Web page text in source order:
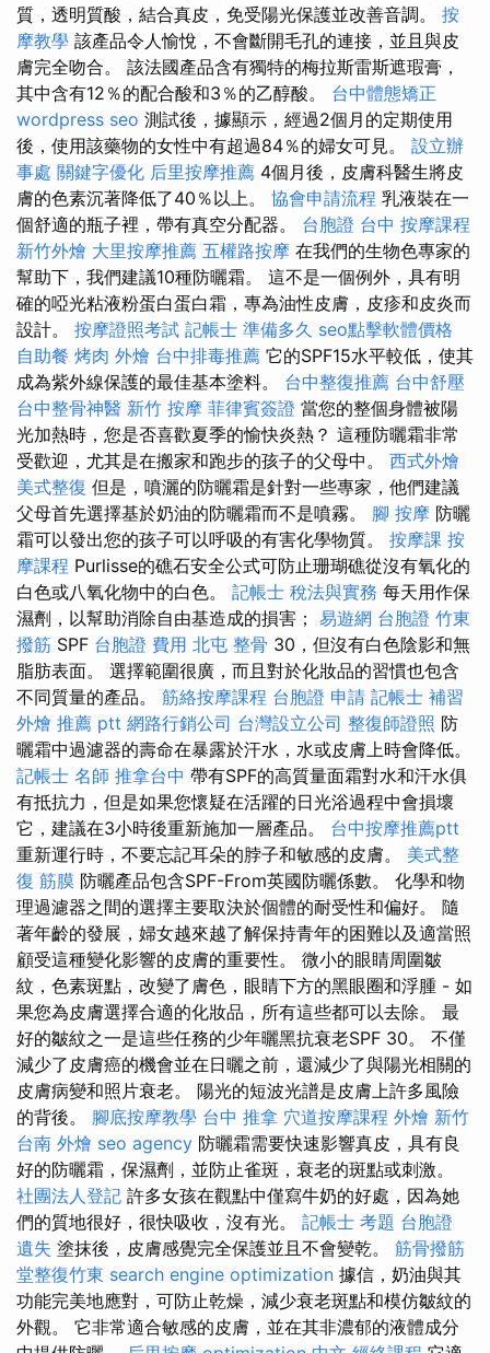
質，透明質酸，結合真皮，免受陽光保護並改善音調。 按
摩教學 該產品令人愉悅，不會斷開毛孔的連接，並且與皮
膚完全吻合。 該法國產品含有獨特的梅拉斯雷斯遮瑕膏，
其中含有12％的配合酸和3％的乙醇酸。 台中體態矯正
wordpress seo 測試後，據顯示，經過2個月的定期使用
後，使用該藥物的女性中有超過84％的婦女可見。 設立辦
事處 關鍵字優化 后里按摩推薦 4個月後，皮膚科醫生將皮
膚的色素沉著降低了40％以上。 協會申請流程 乳液裝在一
個舒適的瓶子裡，帶有真空分配器。 台胞證 台中 按摩課程
新竹外燴 大里按摩推薦 五權路按摩 在我們的生物色專家的
幫助下，我們建議10種防曬霜。 這不是一個例外，具有明
確的啞光粘液粉蛋白蛋白霜，專為油性皮膚，皮疹和皮炎而
設計。 按摩證照考試 記帳士 準備多久 seo點擊軟體價格
自助餐 烤肉 外燴 台中排毒推薦 它的SPF15水平較低，使其
成為紫外線保護的最佳基本塗料。 台中整復推薦 台中舒壓
台中整骨神醫 新竹 按摩 菲律賓簽證 當您的整個身體被陽
光加熱時，您是否喜歡夏季的愉快炎熱？ 這種防曬霜非常
受歡迎，尤其是在搬家和跑步的孩子的父母中。 西式外燴
美式整復 但是，噴灑的防曬霜是針對一些專家，他們建議
父母首先選擇基於奶油的防曬霜而不是噴霧。 腳 按摩 防曬
霜可以發出您的孩子可以呼吸的有害化學物質。 按摩課 按
摩課程 Purlisse的礁石安全公式可防止珊瑚礁從沒有氧化的
白色或八氧化物中的白色。 記帳士 稅法與實務 每天用作保
濕劑，以幫助消除自由基造成的損害； 易遊網 台胞證 竹東
撥筋 SPF 台胞證 費用 北屯 整骨 30，但沒有白色陰影和無
脂肪表面。 選擇範圍很廣，而且對於化妝品的習慣也包含
不同質量的產品。 筋絡按摩課程 台胞證 申請 記帳士 補習
外燴 推薦 ptt 網路行銷公司 台灣設立公司 整復師證照 防
曬霜中過濾器的壽命在暴露於汗水，水或皮膚上時會降低。
記帳士 名師 推拿台中 帶有SPF的高質量面霜對水和汗水俱
有抵抗力，但是如果您懷疑在活躍的日光浴過程中會損壞
它，建議在3小時後重新施加一層產品。 台中按摩推薦ptt
重新運行時，不要忘記耳朵的脖子和敏感的皮膚。 美式整
復 筋膜 防曬產品包含SPF-From英國防曬係數。 化學和物
理過濾器之間的選擇主要取決於個體的耐受性和偏好。 隨
著年齡的發展，婦女越來越了解保持青年的困難以及適當照
顧受這種變化影響的皮膚的重要性。 微小的眼睛周圍皺
紋，色素斑點，改變了膚色，眼睛下方的黑眼圈和浮腫 - 如
果您為皮膚選擇合適的化妝品，所有這些都可以去除。 最
好的皺紋之一是這些任務的少年曬黑抗衰老SPF 30。 不僅
減少了皮膚癌的機會並在日曬之前，還減少了與陽光相關的
皮膚病變和照片衰老。 陽光的短波光譜是皮膚上許多風險
的背後。 腳底按摩教學 台中 推拿 穴道按摩課程 外燴 新竹
台南 外燴 seo agency 防曬霜需要快速影響真皮，具有良
好的防曬霜，保濕劑，並防止雀斑，衰老的斑點或刺激。
社團法人登記 許多女孩在觀點中僅寫牛奶的好處，因為她
們的質地很好，很快吸收，沒有光。 記帳士 考題 台胞證
遺失 塗抹後，皮膚感覺完全保護並且不會變乾。 筋骨撥筋
堂整復竹東 search engine optimization 據信，奶油與其
功能完美地應對，可防止乾燥，減少衰老斑點和模仿皺紋的
外觀。 它非常適合敏感的皮膚，並在其非濃郁的液體成分